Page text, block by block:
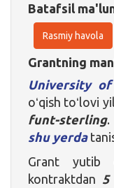
Batafsil
Rasmiy havola
Grantning
University
oʻqish toʻlovi
funt-sterling.
shu yerda
Grant yutib
kontraktdan 5